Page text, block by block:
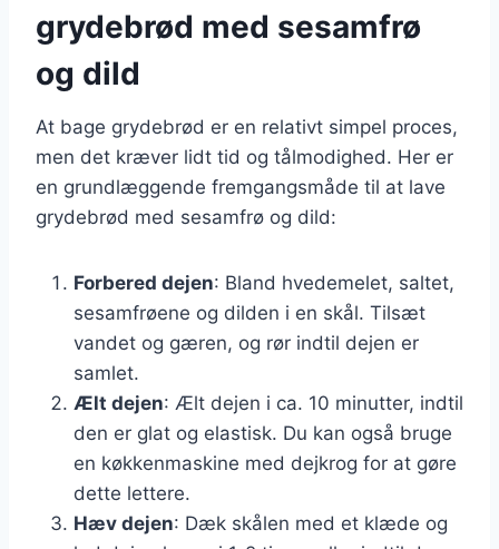
grydebrød med sesamfrø
og dild
At bage grydebrød er en relativt simpel proces,
men det kræver lidt tid og tålmodighed. Her er
en grundlæggende fremgangsmåde til at lave
grydebrød med sesamfrø og dild:
Forbered dejen: Bland hvedemelet, saltet,
sesamfrøene og dilden i en skål. Tilsæt
vandet og gæren, og rør indtil dejen er
samlet.
Ælt dejen: Ælt dejen i ca. 10 minutter, indtil
den er glat og elastisk. Du kan også bruge
en køkkenmaskine med dejkrog for at gøre
dette lettere.
Hæv dejen: Dæk skålen med et klæde og